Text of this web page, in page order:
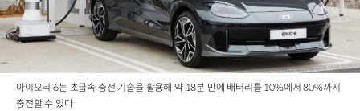
아이오닉 6는 초급속 충전 기술을 활용해 약 18분 만에 배터리를 10%에서 80%까지
충전할 수 있다